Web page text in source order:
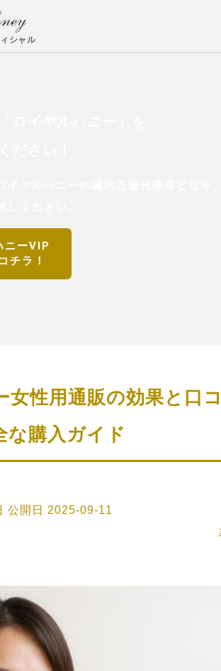
シャル
ニーVIP
チラ！
女性用通販の効果と口
な購入ガイド
公開日 2025-09-11